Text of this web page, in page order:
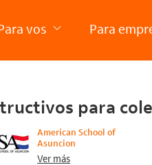
vos Para
para
American School of
Asuncion
Ver más